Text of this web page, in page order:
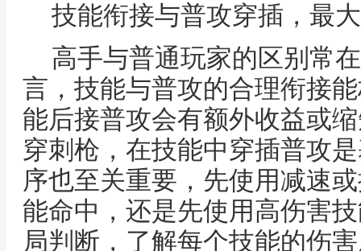
技能衔接与普攻穿插，最
高手与普通玩家的区别常
言，技能与普攻的合理衔接
能后接普攻会有额外收益或
穿刺枪，在技能中穿插普攻
序也至关重要，先使用减速
能命中，还是先使用高伤害
局判断，了解每个技能的伤